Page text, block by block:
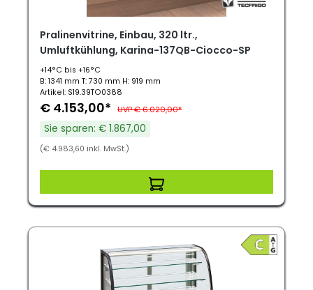
Pralinenvitrine, Einbau, 320 ltr.,
Umluftkühlung, Karina-137QB-Ciocco-SP
+14°C bis +16°C
B: 1341 mm T: 730 mm H: 919 mm
Artikel: S19.39TO0388
€ 4.153,00* UVP € 6.020,00*
Sie sparen: € 1.867,00
(€ 4.983,60 inkl. MwSt.)